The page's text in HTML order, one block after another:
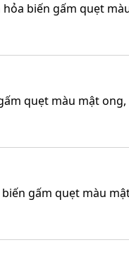
hỏa biến gấm quẹt
quẹt màu mật
gấm quẹt màu